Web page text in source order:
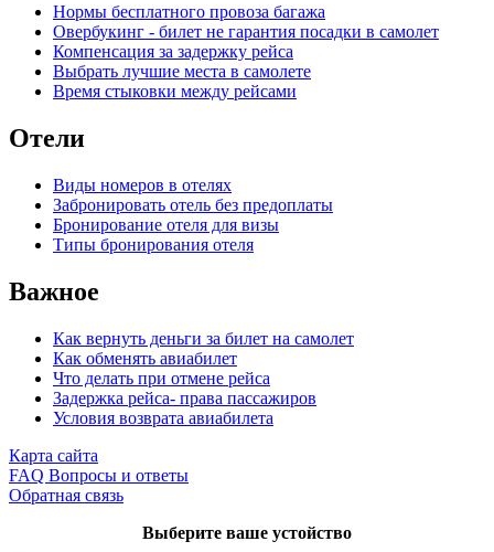
Нормы бесплатного провоза багажа
Овербукинг - билет не гарантия посадки в самолет
Компенсация за задержку рейса
Выбрать лучшие места в самолете
Время стыковки между рейсами
Отели
Виды номеров в отелях
Забронировать отель без предоплаты
Бронирование отеля для визы
Типы бронирования отеля
Важное
Как вернуть деньги за билет на самолет
Как обменять авиабилет
Что делать при отмене рейса
Задержка рейса- права пассажиров
Условия возврата авиабилета
Карта сайта
FAQ Вопросы и ответы
Обратная связь
Выберите ваше устойство